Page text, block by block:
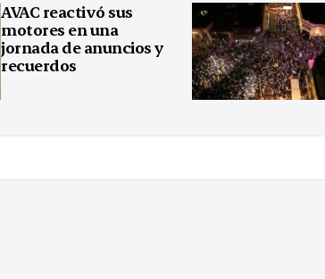
AVAC reactivó sus
motores en una
jornada de anuncios y
recuerdos